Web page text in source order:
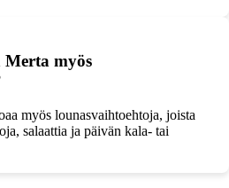
myös
myös lounasvaihtoehtoja, joista
salaattia ja päivän kala- tai